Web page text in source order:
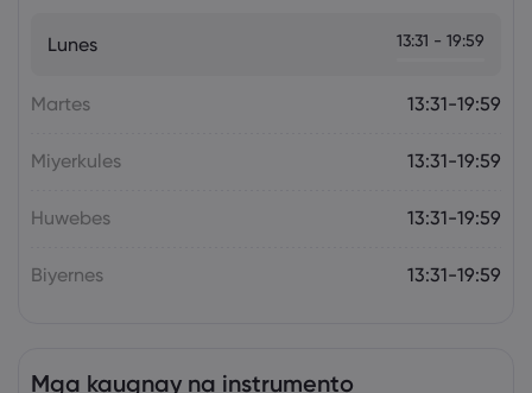
Lunes 13:31 - 19:59
Martes 13:31-19:59
Miyerkules 13:31-19:59
Huwebes 13:31-19:59
Biyernes 13:31-19:59
Mga kaugnay na instrumento